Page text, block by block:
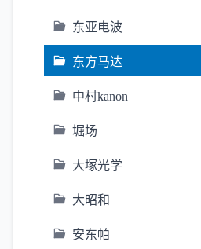
东亚电波
东方马达
中村kanon
堀场
大塚光学
大昭和
安东帕